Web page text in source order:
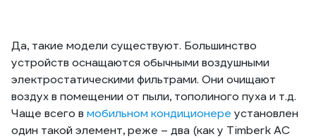
Да, такие модели существуют. Большинство
устройств оснащаются обычными воздушными
электростатическими фильтрами. Они очищают
воздух в помещении от пыли, тополиного пуха и т.д.
Чаще всего в мобильном кондиционере установлен
один такой элемент, реже – два (как у Timberk AC